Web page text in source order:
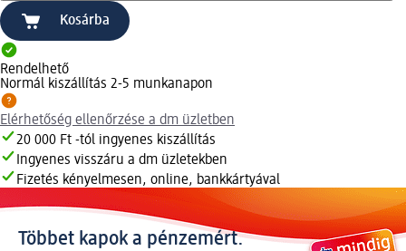
Kosárba
Rendelhető
Normál kiszállítás 2-5 munkanapon
Elérhetőség ellenőrzése a dm üzletben
20 000 Ft -tól ingyenes kiszállítás
Ingyenes visszáru a dm üzletekben
Fizetés kényelmesen, online, bankkártyával
Többet kapok a pénzemért.